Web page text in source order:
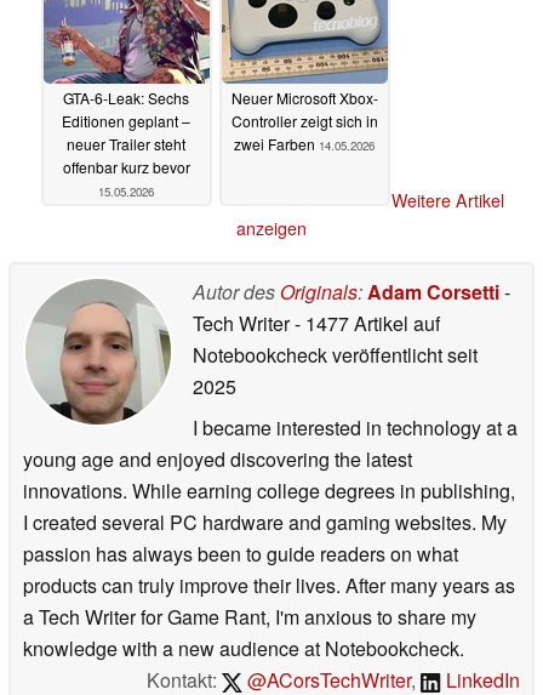
GTA-6-Leak: Sechs
Editionen geplant –
neuer Trailer steht
offenbar kurz bevor
15.05.2026
Neuer Microsoft Xbox-
Controller zeigt sich in
zwei Farben 14.05.2026
Weitere Artikel
anzeigen
Autor des Originals:Adam Corsetti-
Tech Writer- 1477 Artikel auf
Notebookcheck veröffentlichtseit
2025
I became interested in technology at a
young age and enjoyed discovering the latest
innovations. While earning college degrees in publishing,
I created several PC hardware and gaming websites. My
passion has always been to guide readers on what
products can truly improve their lives. After many years as
a Tech Writer for Game Rant, I'm anxious to share my
knowledge with a new audience at Notebookcheck.
Kontakt:
@ACorsTechWriter, LinkedIn